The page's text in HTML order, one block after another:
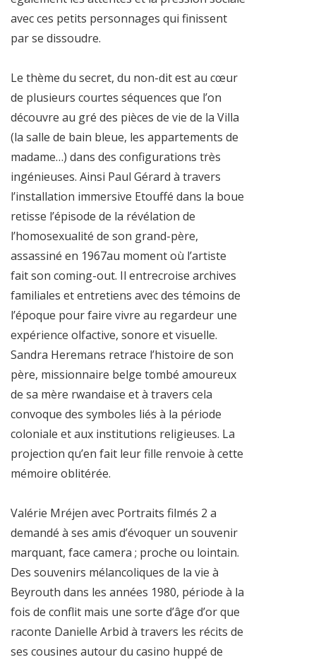
avec ces petits personnages qui finissent
par se dissoudre.
Le thème du secret, du non-dit est au cœur
de plusieurs courtes séquences que l’on
découvre au gré des pièces de vie de la Villa
(la salle de bain bleue, les appartements de
madame…) dans des configurations très
ingénieuses. Ainsi Paul Gérard à travers
l’installation immersive Etouffé dans la boue
retisse l’épisode de la révélation de
l’homosexualité de son grand-père,
assassiné en 1967au moment où l’artiste
fait son coming-out. Il entrecroise archives
familiales et entretiens avec des témoins de
l’époque pour faire vivre au regardeur une
expérience olfactive, sonore et visuelle.
Sandra Heremans retrace l’histoire de son
père, missionnaire belge tombé amoureux
de sa mère rwandaise et à travers cela
convoque des symboles liés à la période
coloniale et aux institutions religieuses. La
projection qu’en fait leur fille renvoie à cette
mémoire oblitérée.
Valérie Mréjen avec Portraits filmés 2 a
demandé à ses amis d’évoquer un souvenir
marquant, face camera ; proche ou lointain.
Des souvenirs mélancoliques de la vie à
Beyrouth dans les années 1980, période à la
fois de conflit mais une sorte d’âge d’or que
raconte Danielle Arbid à travers les récits de
ses cousines autour du casino huppé de